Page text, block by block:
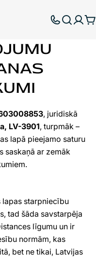
, juridiskā
LV-3901, turpmāk –
lapā pieejamo saturu
saskaņā ar zemāk
lapas starpniecību
tad šāda savstarpēja
līgumu un ir
normām, kas
bet ne tikai, Latvijas